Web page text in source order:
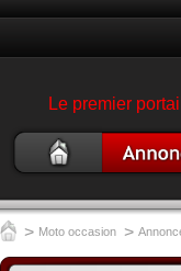
Le premier
occasion
> Moto occasion >